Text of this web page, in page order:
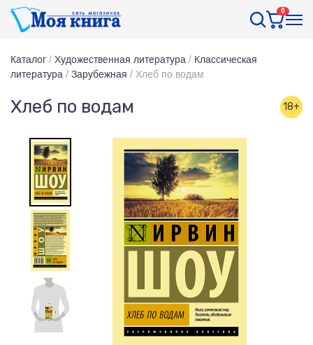
0
Каталог / Художественная литература / Классическая
литература / Зарубежная / Хлеб по водам
Хлеб по водам 18+